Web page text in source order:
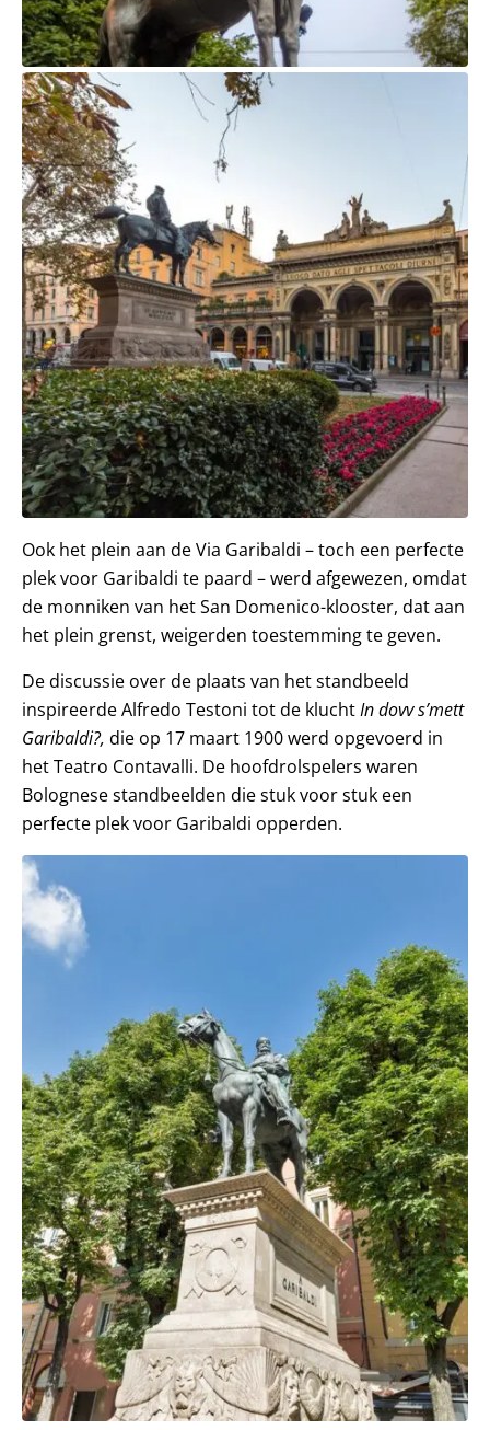
Ook het plein aan de Via Garibaldi – toch een perfecte
plek voor Garibaldi te paard – werd afgewezen, omdat
de monniken van het San Domenico-klooster, dat aan
het plein grenst, weigerden toestemming te geven.
De discussie over de plaats van het standbeeld
inspireerde Alfredo Testoni tot de kluchtIn dovv s’mett
Garibaldi?, die op 17 maart 1900 werd opgevoerd in
het Teatro Contavalli. De hoofdrolspelers waren
Bolognese standbeelden die stuk voor stuk een
perfecte plek voor Garibaldi opperden.